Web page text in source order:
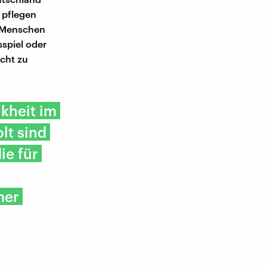
oder
zu
im
sind
für